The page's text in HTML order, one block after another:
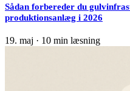
Sådan forbereder du
produktionsanlæg i 2026
19. maj · 10 min læsning